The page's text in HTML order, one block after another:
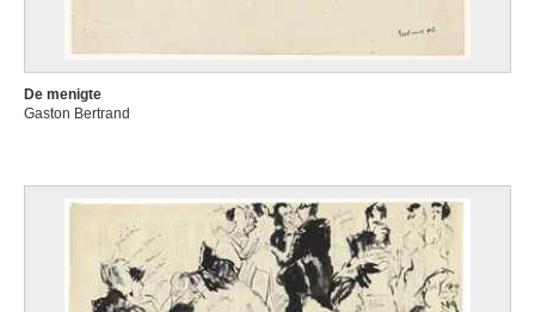
De menigte
Gaston Bertrand